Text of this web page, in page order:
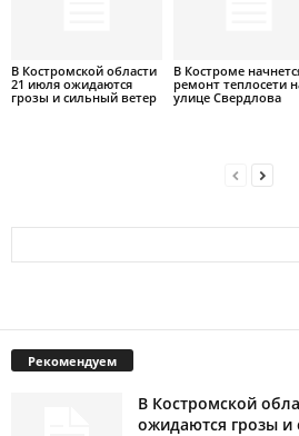
В Костромской области
21 июля ожидаются
грозы и сильный ветер
В Костроме
ремонт теплосети
улице Свердлова
Рекомендуем
В Костромской
ожидаются грозы и